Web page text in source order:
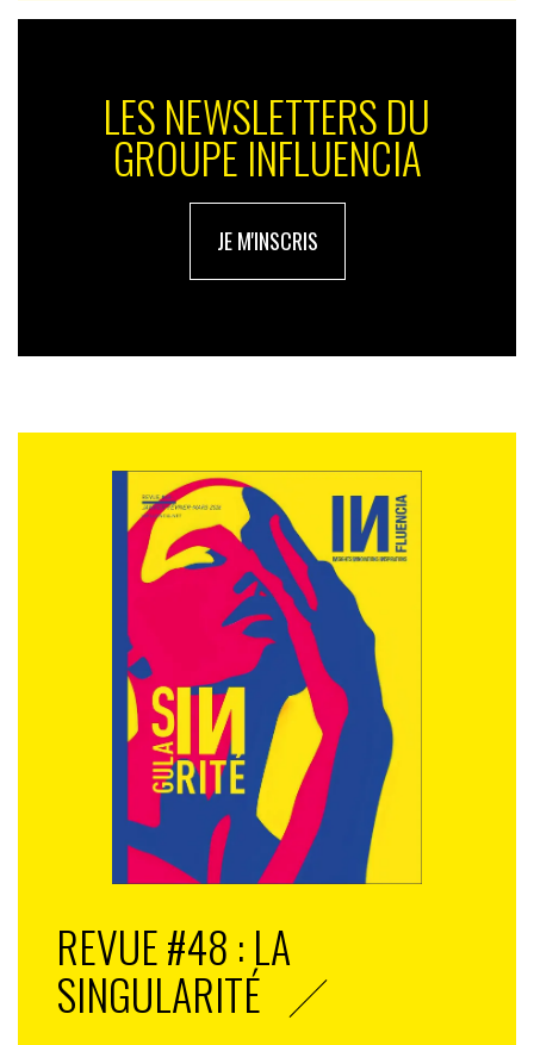
LES NEWSLETTERS DU
GROUPE INFLUENCIA
JE M'INSCRIS
REVUE #48 : LA
SINGULARITÉ